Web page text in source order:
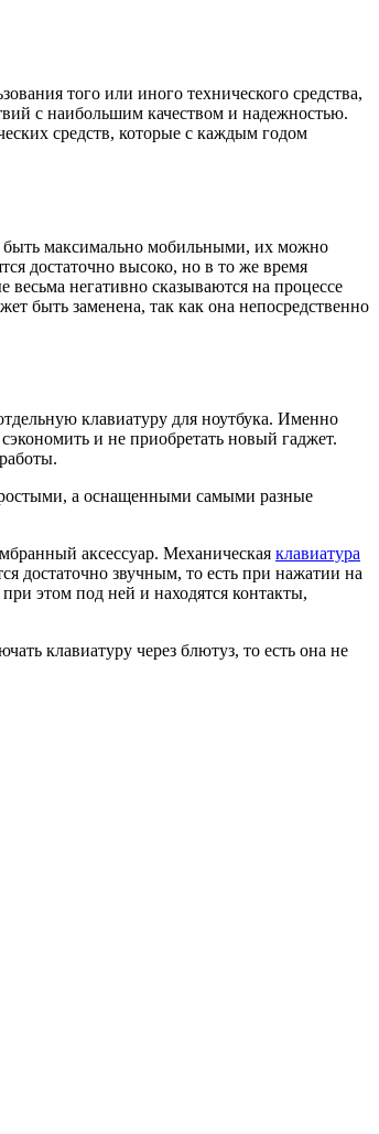
того или иного технического средства,
с наибольшим качеством и надежностью.
средств, которые с каждым годом
быть максимально мобильными, их можно
достаточно высоко, но в то же время
негативно сказываются на процессе
быть заменена, так как она непосредственно
клавиатуру для ноутбука. Именно
и не приобретать новый гаджет.
а оснащенными самыми разные
аксессуар. Механическая клавиатура
достаточно звучным, то есть при нажатии на
этом под ней и находятся контакты,
клавиатуру через блютуз, то есть она не